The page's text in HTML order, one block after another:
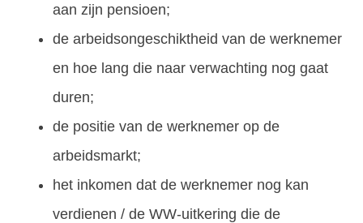
aan zijn pensioen;
de arbeidsongeschiktheid van de werknemer
en hoe lang die naar verwachting nog gaat
duren;
de positie van de werknemer op de
arbeidsmarkt;
het inkomen dat de werknemer nog kan
verdienen / de WW-uitkering die de